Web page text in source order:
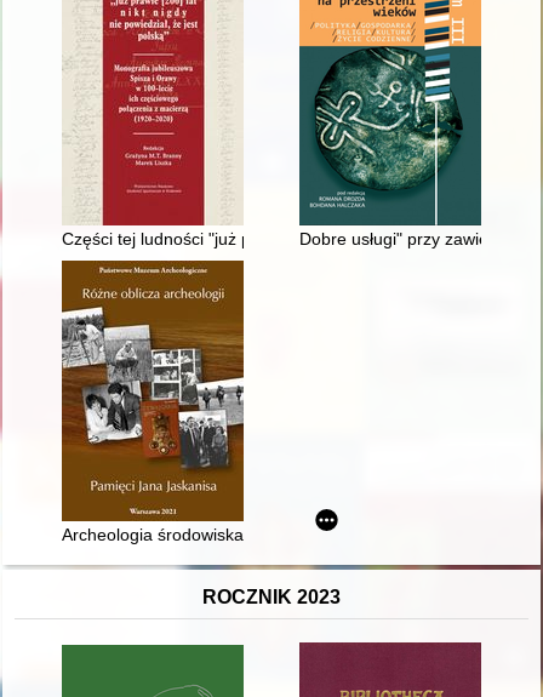
Części tej ludności "już prawie (200) lat nikt nigdy nie
Dobre usługi" przy zawieraniu
Archeologia środowiska kultury bogaczewskiej i sudowskiej :
ROCZNIK 2023